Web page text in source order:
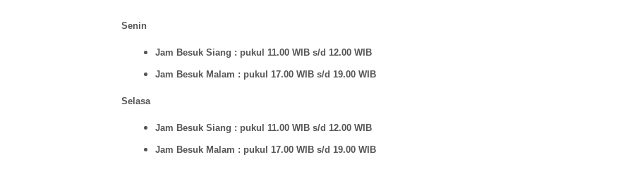
Senin
Jam Besuk Siang : pukul 11.00 WIB s/d 12.00 WIB
Jam Besuk Malam : pukul 17.00 WIB s/d 19.00 WIB
Selasa
Jam Besuk Siang : pukul 11.00 WIB s/d 12.00 WIB
Jam Besuk Malam : pukul 17.00 WIB s/d 19.00 WIB